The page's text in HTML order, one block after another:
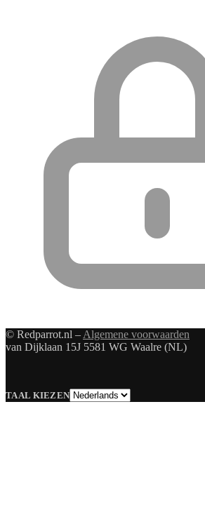
© Redparrot.nl – Algemene voorwaarden
van Dijklaan 15J 5581 WG Waalre (NL)
TAAL KIEZENTaal